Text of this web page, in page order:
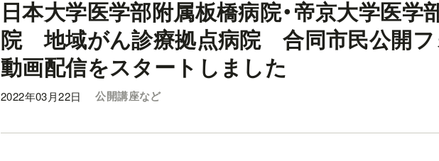
日本大学医学部附属板橋病院・帝京大学医学
院 地域がん診療拠点病院 合同市民公開
動画配信をスタートしました
2022年03月22日 公開講座など